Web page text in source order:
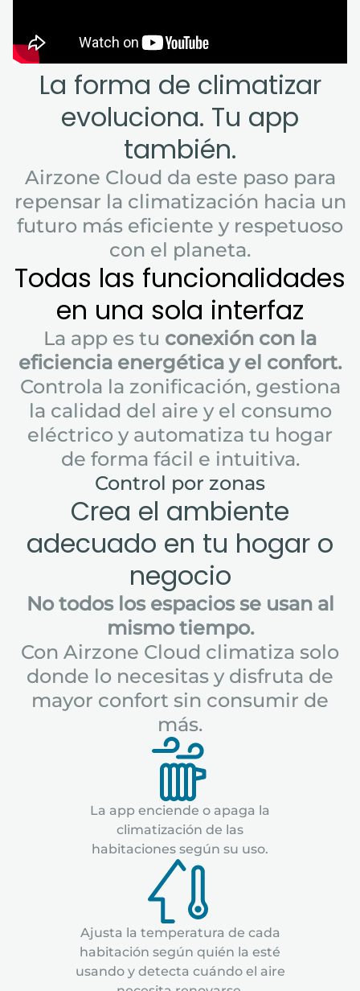
La forma de climatizar
evoluciona. Tu app
también.
Airzone Cloud da este paso para
repensar la climatización hacia un
futuro más eficiente y respetuoso
con el planeta.
Todas las funcionalidades
en una sola interfaz
La app es tu conexión con la
eficiencia energética y el confort.
Controla la zonificación, gestiona
la calidad del aire y el consumo
eléctrico y automatiza tu hogar
de forma fácil e intuitiva.
Control por zonas
Crea el ambiente
adecuado en tu hogar o
negocio
No todos los espacios se usan al
mismo tiempo.
Con Airzone Cloud climatiza solo
donde lo necesitas y disfruta de
mayor confort sin consumir de
más.
La app enciende o apaga la
climatización de las
habitaciones según su uso.
Ajusta la temperatura de cada
habitación según quién la esté
usando y detecta cuándo el aire